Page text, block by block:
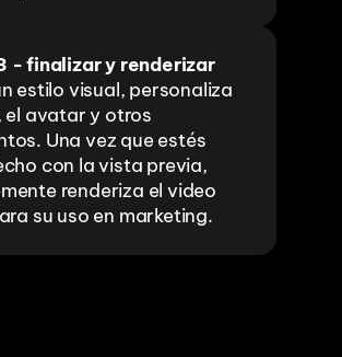
- finalizar y renderizar
estilo visual, personaliza
el avatar y otros
Una vez que estés
con la vista previa,
renderiza el video
su uso en marketing.